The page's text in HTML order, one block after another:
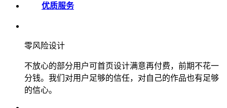
优质服务
零风险设计
不放心的部分用户可首页设计满意再付费，前期不花一
分钱。我们对用户足够的信任，对自己的作品也有足够
的信心。